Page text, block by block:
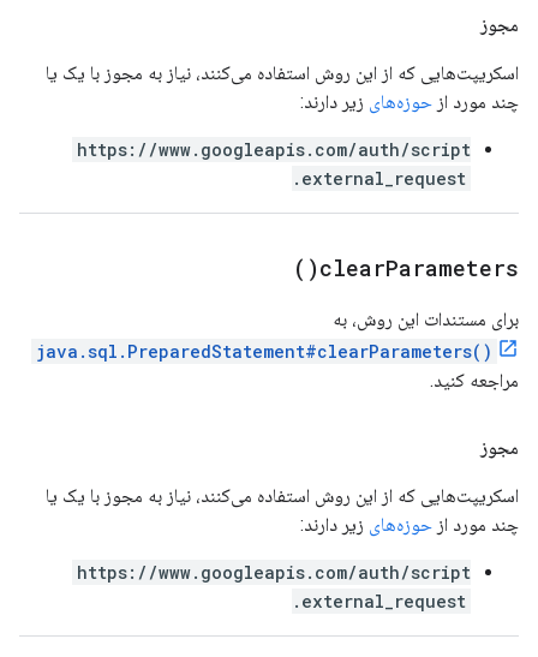
مجوز
اسکریپت‌هایی که از این روش استفاده می‌کنند، نیاز به مجوز با یک یا
چند مورد از حوزه‌های زیر دارند:
https://www.googleapis.com/auth/script
.external_request
clearParameters(
)
برای مستندات این روش، به
java.sql.PreparedStatement#clearParameters()
مراجعه کنید.
مجوز
اسکریپت‌هایی که از این روش استفاده می‌کنند، نیاز به مجوز با یک یا
چند مورد از حوزه‌های زیر دارند:
https://www.googleapis.com/auth/script
.external_request